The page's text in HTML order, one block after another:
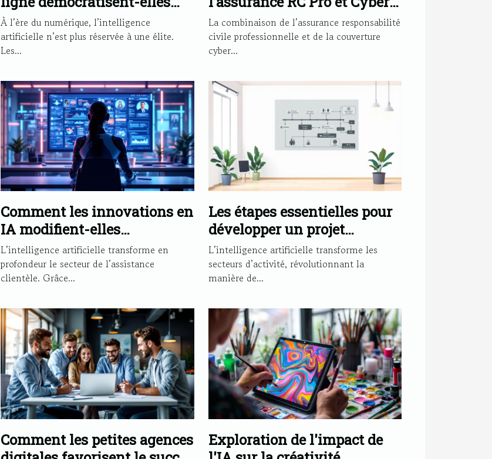
l'accès aux technologies d'IA
?
À l’ère du numérique, l’intelligence
artificielle n’est plus réservée à une élite.
Les...
renforce votre sécurité?
La combinaison de l’assurance responsabilité
civile professionnelle et de la couverture
cyber...
Comment les innovations en
IA modifient-elles
l'assistance clientèle ?
L’intelligence artificielle transforme en
profondeur le secteur de l’assistance
clientèle. Grâce...
Les étapes essentielles pour
développer un projet
d'intelligence artificielle
efficace
L’intelligence artificielle transforme les
secteurs d’activité, révolutionnant la
manière de...
Comment les petites agences
Exploration de l'impact de